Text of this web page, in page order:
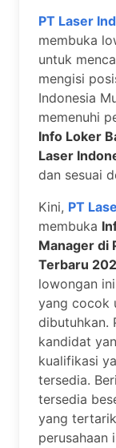
PT Laser
membuka
untuk
mengisi
Indonesia
memenuhi
Info Loker
Laser
dan sesuai
Kini, PT
membuka
Manager di
Terbaru
lowongan
yang cocok
dibutuhkan.
kandidat
kualifikasi
tersedia.
tersedia
yang
perusahaan